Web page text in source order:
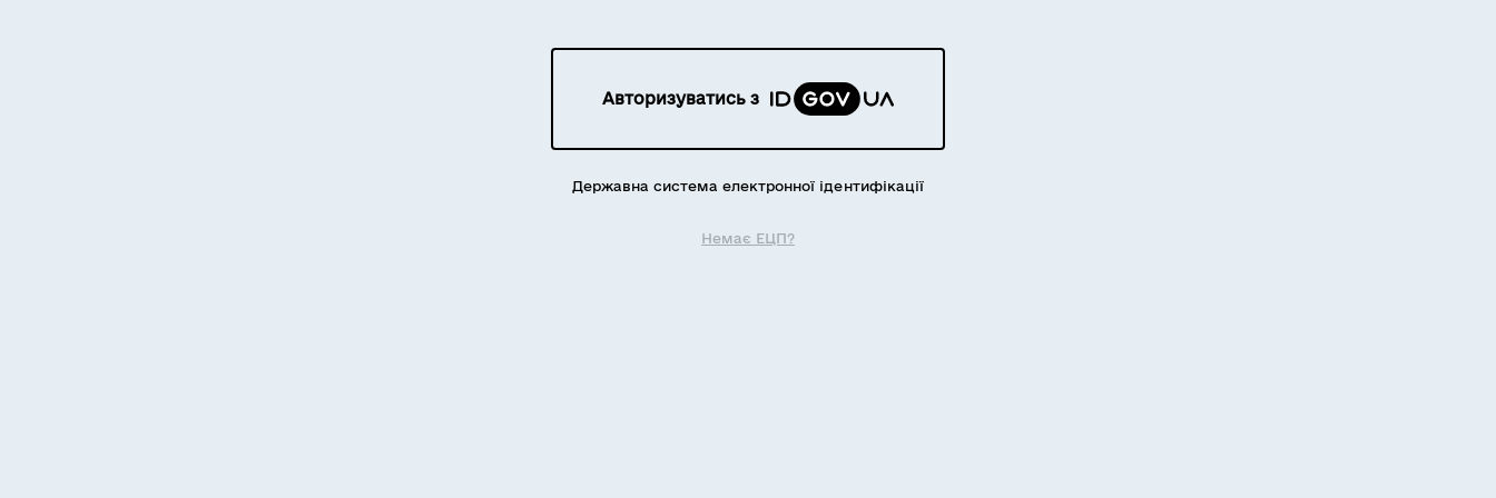
Авторизуватись з
Державна система електронної ідентифікації
Немає ЕЦП?